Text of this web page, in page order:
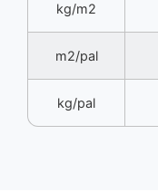
kg/m2
m2/pal
kg/pal